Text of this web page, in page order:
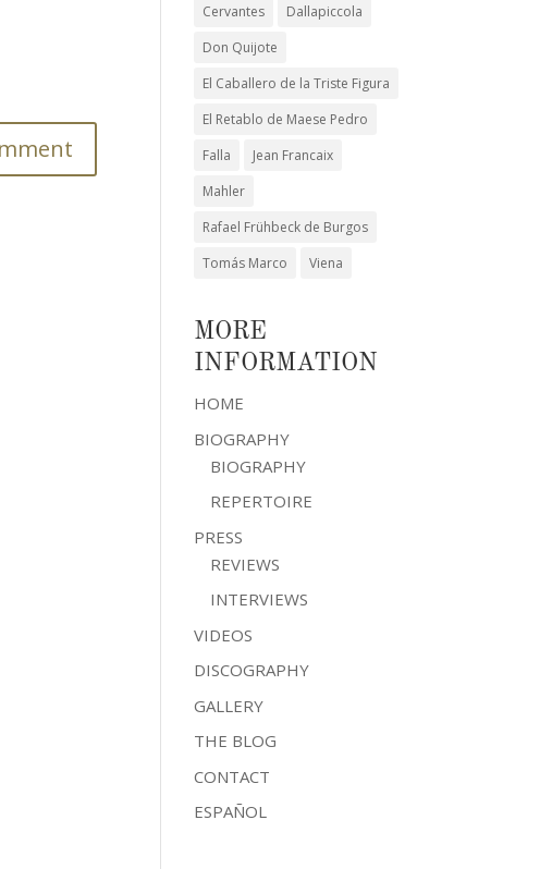
Cervantes
Dallapiccola
Don Quijote
El Caballero de la Triste Figura
El Retablo de Maese Pedro
Falla
Jean Francaix
Mahler
Rafael Frühbeck de Burgos
Tomás Marco
Viena
MORE
INFORMATION
HOME
BIOGRAPHY
BIOGRAPHY
REPERTOIRE
PRESS
REVIEWS
INTERVIEWS
VIDEOS
DISCOGRAPHY
GALLERY
THE BLOG
CONTACT
ESPAÑOL